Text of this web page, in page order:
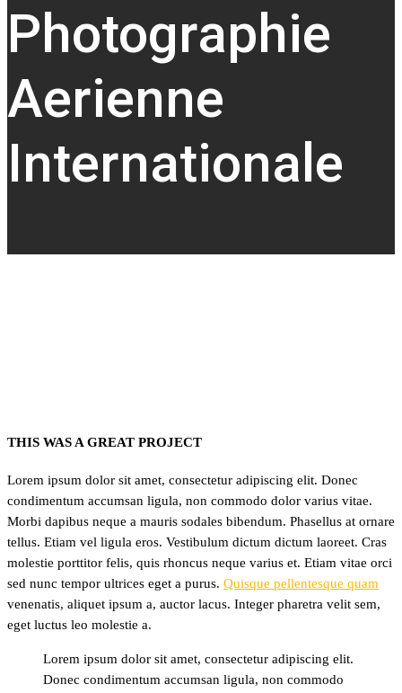
Photographie
Aerienne
Internationale
THIS WAS A GREAT PROJECT
Lorem ipsum dolor sit amet, consectetur adipiscing elit. Donec
condimentum accumsan ligula, non commodo dolor varius vitae.
Morbi dapibus neque a mauris sodales bibendum. Phasellus at ornare
tellus. Etiam vel ligula eros. Vestibulum dictum dictum laoreet. Cras
molestie porttitor felis, quis rhoncus neque varius et. Etiam vitae orci
sed nunc tempor ultrices eget a purus. Quisque pellentesque quam
venenatis, aliquet ipsum a, auctor lacus. Integer pharetra velit sem,
eget luctus leo molestie a.
Lorem ipsum dolor sit amet, consectetur adipiscing elit.
Donec condimentum accumsan ligula, non commodo